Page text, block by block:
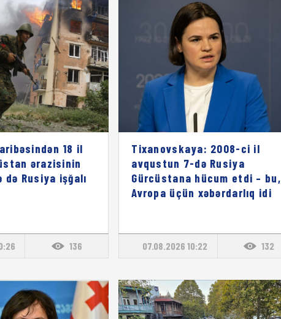
18 il
ərazisinin
Rusiya işğalı
136
Tixanovskaya: 2008-ci il
avqustun 7-də Rusiya
Gürcüstana hücum etdi – bu,
Avropa üçün xəbərdarlıq idi
07.08.2026 10:22 132